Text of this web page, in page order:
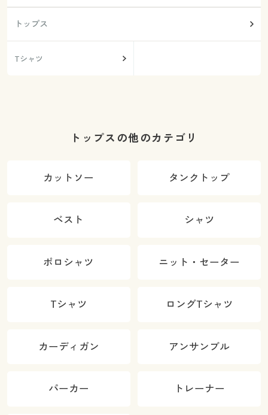
トップス
Tシャツ
トップスの他のカテゴリ
カットソー タンクトップ
ベスト シャツ
ポロシャツ ニット・セーター
Tシャツ ロングTシャツ
カーディガン アンサンブル
パーカー トレーナー